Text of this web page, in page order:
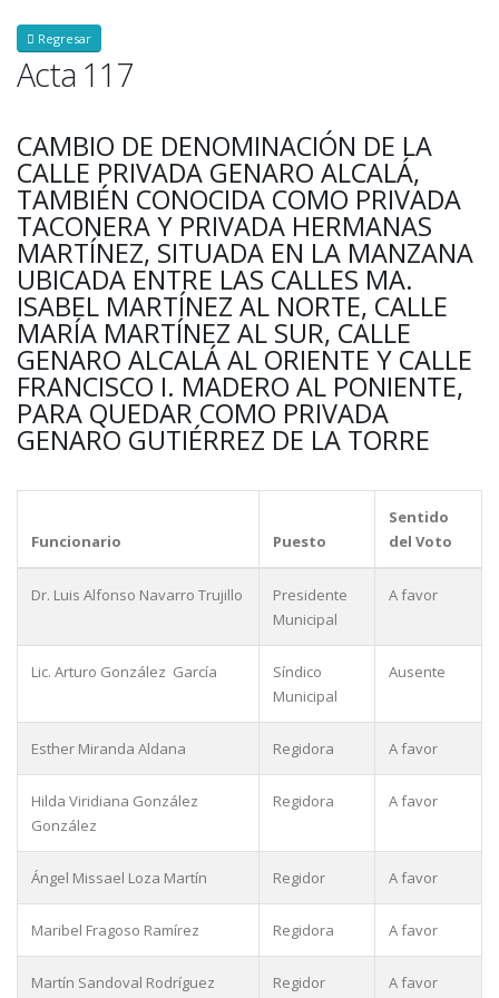
Regresar
Acta 117
CAMBIO DE DENOMINACIÓN DE LA
CALLE PRIVADA GENARO ALCALÁ,
TAMBIÉN CONOCIDA COMO PRIVADA
TACONERA Y PRIVADA HERMANAS
MARTÍNEZ, SITUADA EN LA MANZANA
UBICADA ENTRE LAS CALLES MA.
ISABEL MARTÍNEZ AL NORTE, CALLE
MARÍA MARTÍNEZ AL SUR, CALLE
GENARO ALCALÁ AL ORIENTE Y CALLE
FRANCISCO I. MADERO AL PONIENTE,
PARA QUEDAR COMO PRIVADA
GENARO GUTIÉRREZ DE LA TORRE
Funcionario Puesto
Sentido
del Voto
Dr. Luis Alfonso Navarro Trujillo
Presidente
Municipal
A favor
Lic. Arturo González García
Síndico
Municipal
Ausente
Esther Miranda Aldana Regidora A favor
Hilda Viridiana González
González
Regidora A favor
Ángel Missael Loza Martín Regidor A favor
Maribel Fragoso Ramírez Regidora A favor
Martín Sandoval Rodríguez
Regidor A favor